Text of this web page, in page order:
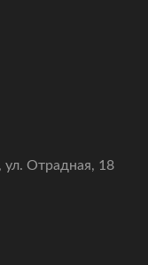
ул. Отрадная, 18